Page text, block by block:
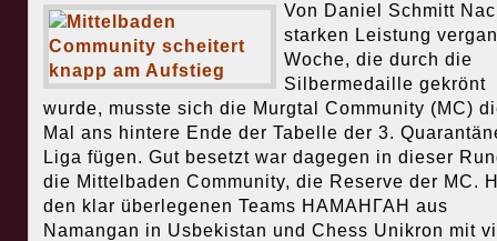
Von Daniel Schmitt
starken Leistung
Woche, die durch die
Silbermedaille gekrönt
wurde, musste sich die Murgtal Community (MC)
Mal ans hintere Ende der Tabelle der 3.
Liga fügen. Gut besetzt war dagegen in dieser
die Mittelbaden Community, die Reserve der MC.
den klar überlegenen Teams НАМАНГАН aus
Namangan in Usbekistan und Chess Unikron mit